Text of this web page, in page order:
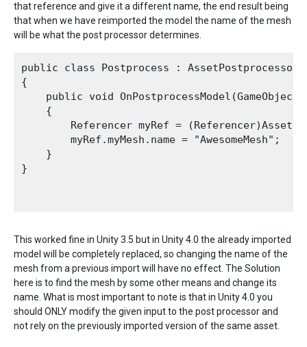
that reference and give it a different name, the end result being
that when we have reimported the model the name of the mesh
will be what the post processor determines.
public class Postprocess : AssetPostprocessor
{
public void OnPostprocessModel(GameObject
    {
Referencer myRef =
        myRef.myMesh.name = "AwesomeMesh";
    }
}
This worked fine in Unity 3.5 but in Unity 4.0 the already imported
model will be completely replaced, so changing the name of the
mesh from a previous import will have no effect. The Solution
here is to find the mesh by some other means and change its
name. What is most important to note is that in Unity 4.0 you
should ONLY modify the given input to the post processor and
not rely on the previously imported version of the same asset.